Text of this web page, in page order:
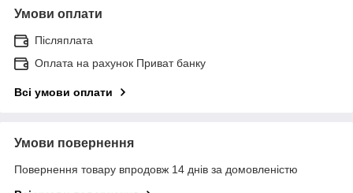
Умови оплати
Післяплата
Оплата на рахунок Приват банку
Всі умови оплати
Умови повернення
Повернення товару впродовж 14 днів за домовленістю